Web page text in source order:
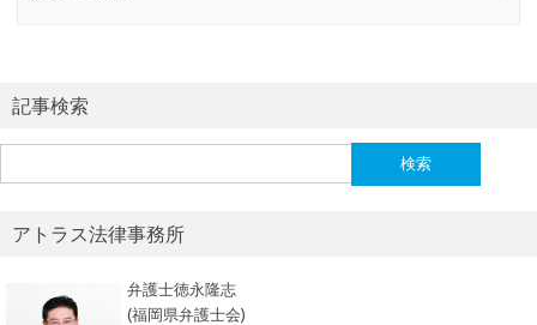
記事検索
索:
アトラス法律事務所
弁護士徳永隆志
(福岡県弁護士会)